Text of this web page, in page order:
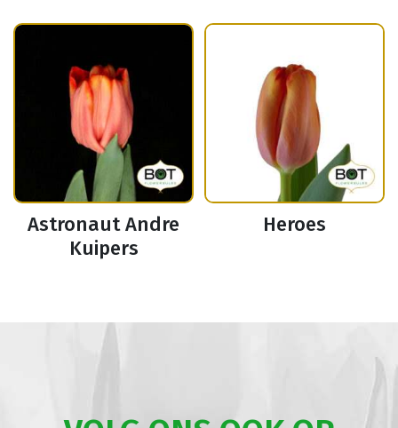
Astronaut Andre
Kuipers
Heroes